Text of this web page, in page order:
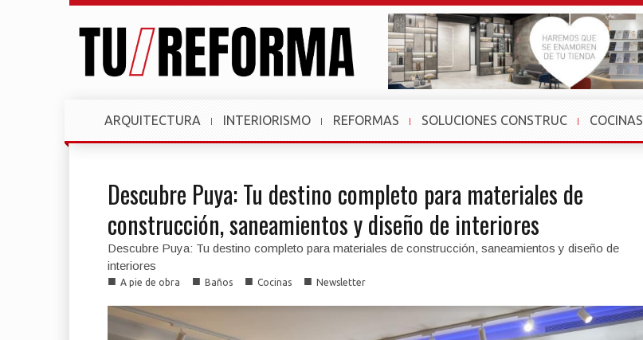
ARQUITECTURA INTERIORISMO REFORMAS SOLUCIONES CONSTRUC COCINAS
Descubre Puya: Tu destino completo para materiales de
construcción, saneamientos y diseño de interiores
Descubre Puya: Tu destino completo para materiales de construcción, saneamientos y diseño de
interiores
■ A pie de obra ■ Baños ■ Cocinas ■ Newsletter